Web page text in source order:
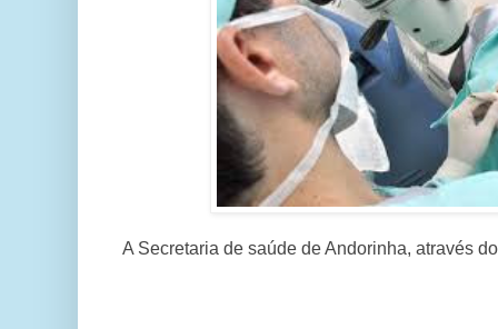
A Secretaria de saúde de Andorinha, através